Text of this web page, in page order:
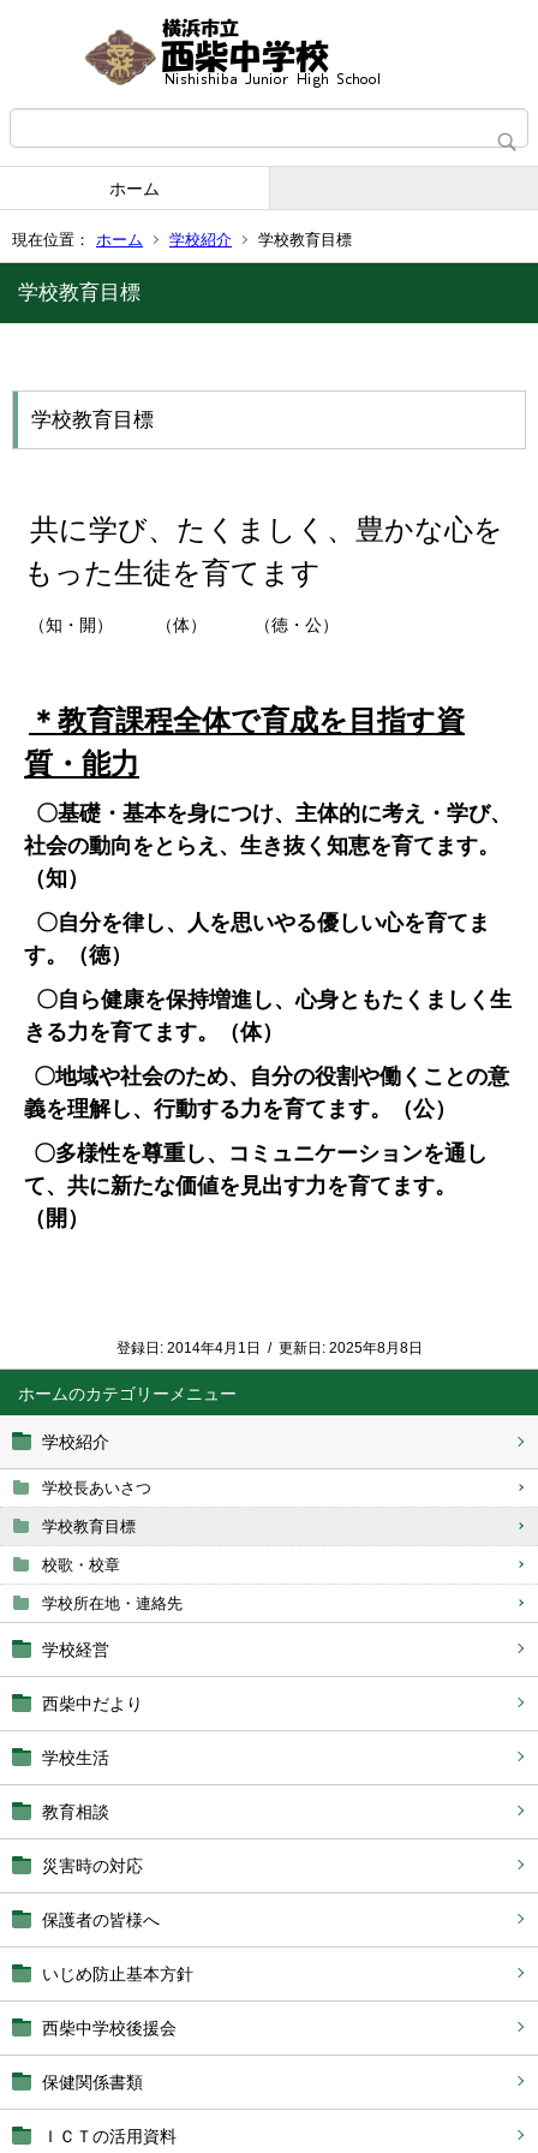
ホーム
現在位置： ホーム 学校紹介 学校教育目標
ホーム
学校紹介
学校長あいさつ
学校教育目標
校歌・校章
学校所在地・連絡先
学校経営
西柴中だより
学校生活
教育相談
災害時の対応
保護者の皆様へ
いじめ防止基本方針
西柴中学校後援会
保健関係書類
ＩＣＴの活用資料
学校教育目標
学校教育目標
共に学び、たくましく、豊かな心を
もった生徒を育てます
（知・開） （体） （徳・公）
＊教育課程全体で育成を目指す資
質・能力
〇基礎・基本を身につけ、主体的に考え・学び、
社会の動向をとらえ、生き抜く知恵を育てます。
（知）
〇自分を律し、人を思いやる優しい心を育てま
す。（徳）
〇自ら健康を保持増進し、心身ともたくましく生
きる力を育てます。（体）
〇地域や社会のため、自分の役割や働くことの意
義を理解し、行動する力を育てます。（公）
〇多様性を尊重し、コミュニケーションを通し
て、共に新たな価値を見出す力を育てます。
（開）
登録日: 2014年4月1日 / 更新日: 2025年8月8日